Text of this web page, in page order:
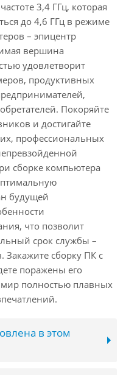
3,4 ГГц, которая
до 4,6 ГГц в режиме
– эпицентр
вершина
удовлетворит
продуктивных
Покоряйте
и достигайте
профессиональных
сборке компьютера
будущей
что позволит
срок службы –
Закажите сборку ПК с
поражены его
мир полностью плавных
в этом